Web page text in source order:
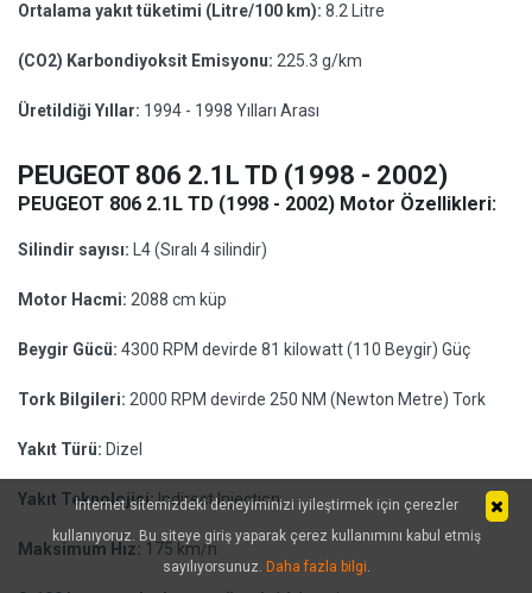
Ortalama yakıt tüketimi (Litre/100 km): 8.2 Litre
(CO2) Karbondiyoksit Emisyonu: 225.3 g/km
Üretildiği Yıllar: 1994 - 1998 Yılları Arası
PEUGEOT 806 2.1L TD (1998 - 2002)
PEUGEOT 806 2.1L TD (1998 - 2002) Motor Özellikleri:
Silindir sayısı: L4 (Sıralı 4 silindir)
Motor Hacmi: 2088 cm küp
Beygir Gücü: 4300 RPM devirde 81 kilowatt (110 Beygir) Güç
Tork Bilgileri: 2000 RPM devirde 250 NM (Newton Metre) Tork
Yakıt Türü: Dizel
Yakıt Teknolojisi:Indirect Injection
Maksimum Hız: 175 km/h
İnternet sitemizdeki deneyiminizi iyileştirmek için çerezler
kullanıyoruz. Bu siteye giriş yaparak çerez kullanımını kabul etmiş
sayılıyorsunuz. Daha fazla bilgi.